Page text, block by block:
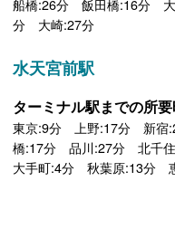
船橋:26分 飯田橋:16分
分 大崎:27分
水天宮前駅
ターミナル駅までの所
東京:9分 上野:17分 新
橋:17分 品川:27分 北千
大手町:4分 秋葉原:13分